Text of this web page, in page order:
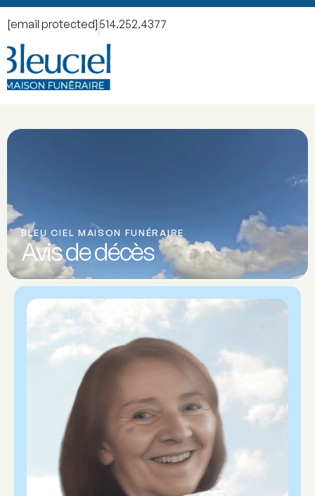
[email protected] 514.252.4377
BLEU CIEL MAISON FUNÉRAIRE
Avis de décès